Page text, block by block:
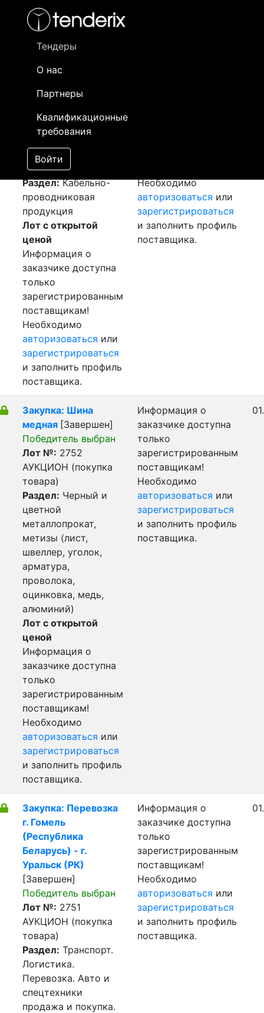
Тендеры
О нас
Партнеры
Квалификационные
требования
Войти
- активный лот
- сохраненный лот (не опубликован)
Закупка: Сцепная
арматура
[Завершен]
Лот №:
АУКЦИОН (покупка
товара)
Раздел:Кабельно-
проводниковая
продукция
Лот с открытой
ценой
Информация о
заказчике доступна
только
зарегистрированным
поставщикам!
Необходимо
авторизоваться или
зарегистрироваться
и заполнить профиль
поставщика.
Необходимо
авторизоваться или
зарегистрироваться
и заполнить профиль
поставщика.
Закупка: Шина
медная [Завершен]
Победитель выбран
Лот №: 2752
АУКЦИОН (покупка
товара)
Раздел: Черный и
цветной
металлопрокат,
метизы (лист,
швеллер, уголок,
арматура,
проволока,
оцинковка, медь,
алюминий)
Лот с открытой
ценой
Информация о
заказчике доступна
только
зарегистрированным
поставщикам!
Необходимо
авторизоваться или
зарегистрироваться
и заполнить профиль
поставщика.
Информация о
заказчике доступна
только
зарегистрированным
поставщикам!
Необходимо
авторизоваться или
зарегистрироваться
и заполнить профиль
поставщика.
Закупка: Перевозка
г. Гомель
(Республика
Беларусь) - г.
Уральск (РК)
[Завершен]
Победитель выбран
Лот №: 2751
АУКЦИОН (покупка
товара)
Раздел: Транспорт.
Логистика.
Перевозка. Авто и
спецтехники
продажа и покупка.
Информация о
заказчике доступна
только
зарегистрированным
поставщикам!
Необходимо
авторизоваться или
зарегистрироваться
и заполнить профиль
поставщика.